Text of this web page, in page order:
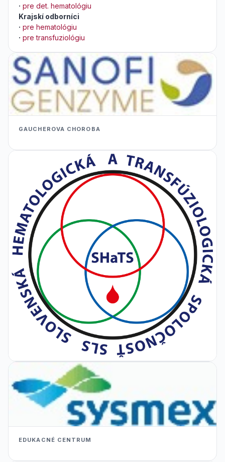
· pre det. hematológiu
Krajskí odborníci
· pre hematológiu
· pre transfuziológiu
GAUCHEROVA CHOROBA
EDUKACNÉ CENTRUM